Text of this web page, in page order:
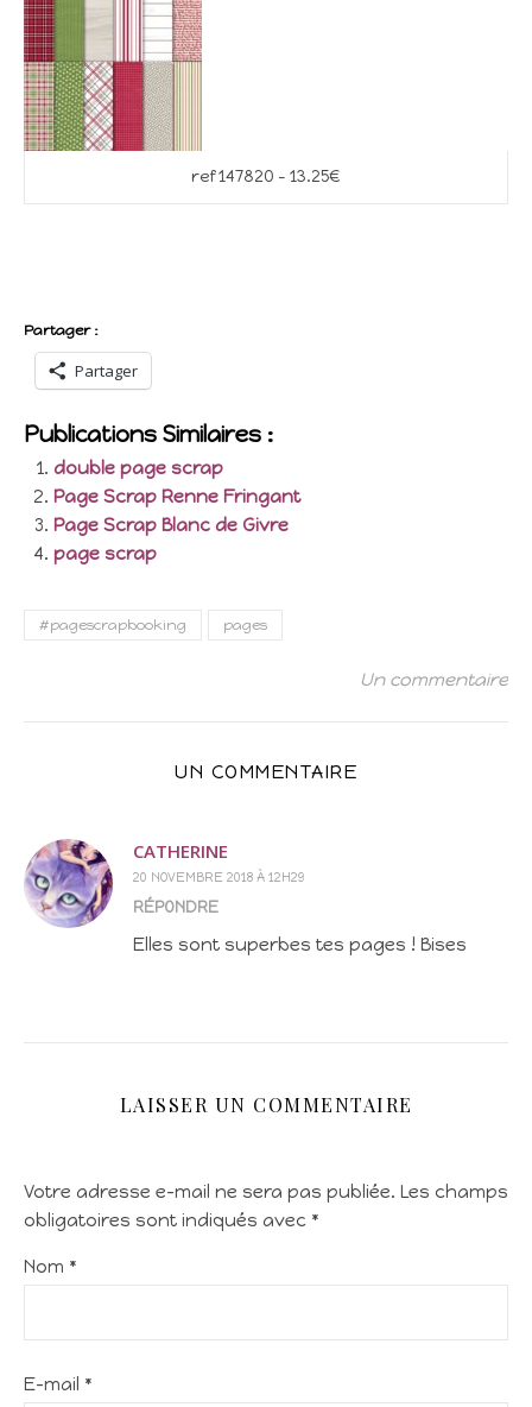
ref 147820 – 13.25€
Partager :
Partager
Publications Similaires :
double page scrap
Page Scrap Renne Fringant
Page Scrap Blanc de Givre
page scrap
#pagescrapbooking pages
Un commentaire
UN COMMENTAIRE
CATHERINE
20 NOVEMBRE 2018 À 12H29
RÉPONDRE
Elles sont superbes tes pages ! Bises
LAISSER UN COMMENTAIRE
Votre adresse e-mail ne sera pas publiée. Les champs
obligatoires sont indiqués avec *
Nom *
E-mail *